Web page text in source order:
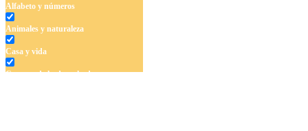
Alfabeto y números
Animales y naturaleza
Casa y vida
Cuentos de hadas y hadas